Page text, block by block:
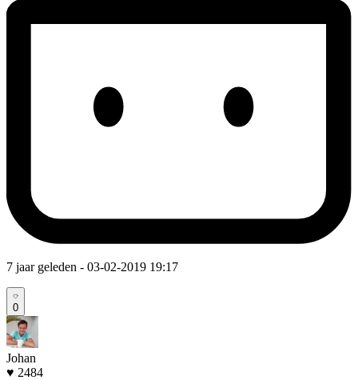
7 jaar geleden - 03-02-2019 19:17
0
Johan
♥ 2484